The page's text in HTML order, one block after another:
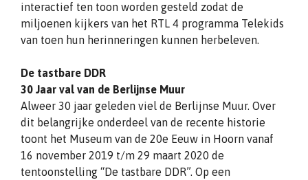
interactief ten toon worden gesteld zodat de
miljoenen kijkers van het RTL 4 programma Telekids
van toen hun herinneringen kunnen herbeleven.
De tastbare DDR
30 Jaar val van de Berlijnse Muur
Alweer 30 jaar geleden viel de Berlijnse Muur. Over
dit belangrijke onderdeel van de recente historie
toont het Museum van de 20e Eeuw in Hoorn vanaf
16 november 2019 t/m 29 maart 2020 de
tentoonstelling “De tastbare DDR”. Op een